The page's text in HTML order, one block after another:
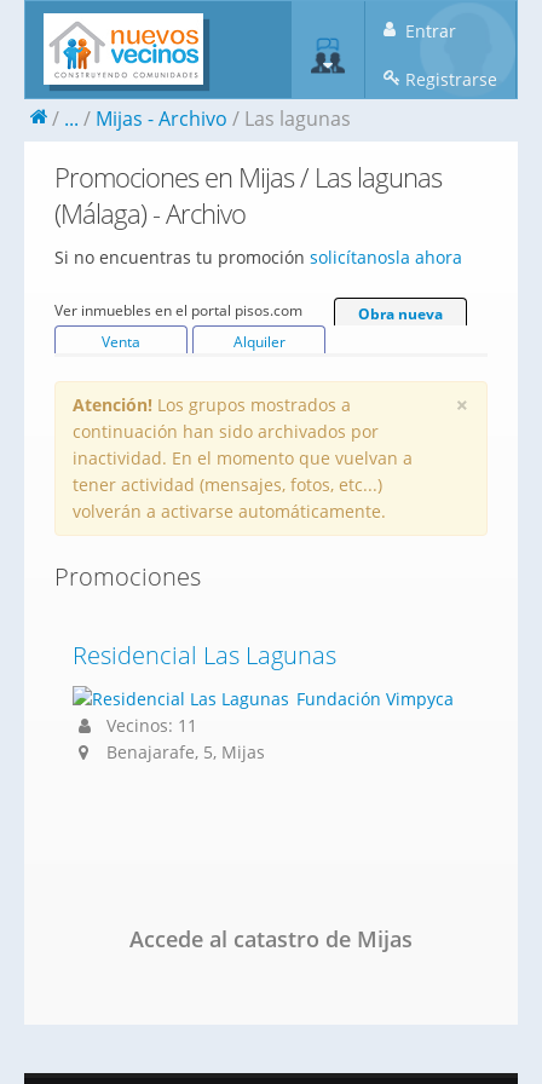
Entrar
Registrarse
... Mijas - Archivo Las lagunas
Promociones en Mijas / Las lagunas
(Málaga) - Archivo
Si no encuentras tu promoción solicítanosla ahora
Ver inmuebles en el portal pisos.com
Obra nueva
Venta
Alquiler
×
Atención! Los grupos mostrados a
continuación han sido archivados por
inactividad. En el momento que vuelvan a
tener actividad (mensajes, fotos, etc...)
volverán a activarse automáticamente.
Promociones
Residencial Las Lagunas
Fundación Vimpyca
Vecinos: 11
Benajarafe, 5, Mijas
Accede al catastro de Mijas